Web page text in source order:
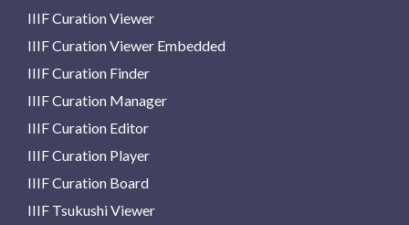
IIIF Curation Viewer
IIIF Curation Viewer Embedded
IIIF Curation Finder
IIIF Curation Manager
IIIF Curation Editor
IIIF Curation Player
IIIF Curation Board
IIIF Tsukushi Viewer